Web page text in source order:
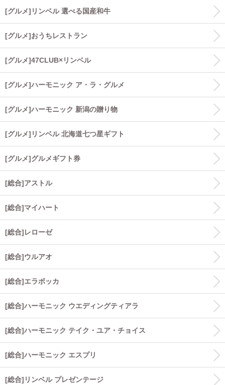
[グルメ]リンベル 選べる国産和牛
[グルメ]おうちレストラン
[グルメ]47CLUB×リンベル
[グルメ]ハーモニック ア・ラ・グルメ
[グルメ]ハーモニック 新潟の贈り物
[グルメ]リンベル 北海道七つ星ギフト
[グルメ]グルメギフト券
[総合]アストル
[総合]マイハート
[総合]レローゼ
[総合]ウルアオ
[総合]エラボッカ
[総合]ハーモニック ウエディングティアラ
[総合]ハーモニック テイク・ユア・チョイス
[総合]ハーモニック エスプリ
[総合]リンベル プレゼンテージ